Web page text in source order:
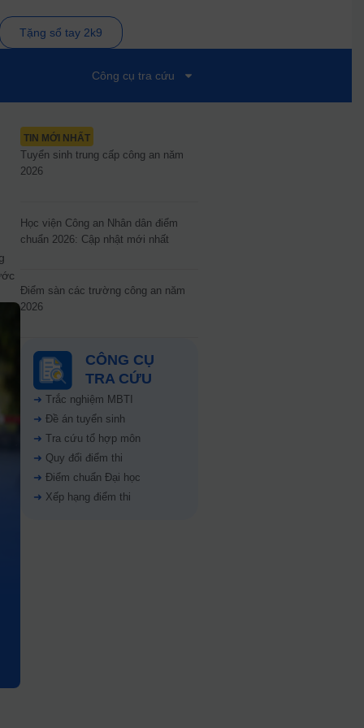
Tặng sổ tay 2k9
Công cụ tra cứu
TIN MỚI NHẤT
Tuyển sinh trung cấp công an năm
2026
Học viện Công an Nhân dân điểm
chuẩn 2026: Cập nhật mới nhất
Điểm sàn các trường công an năm
2026
CÔNG CỤ
TRA CỨU
➜ Trắc nghiệm MBTI
➜ Đề án tuyển sinh
➜ Tra cứu tổ hợp môn
➜ Quy đổi điểm thi
➜ Điểm chuẩn Đại học
➜ Xếp hạng điểm thi